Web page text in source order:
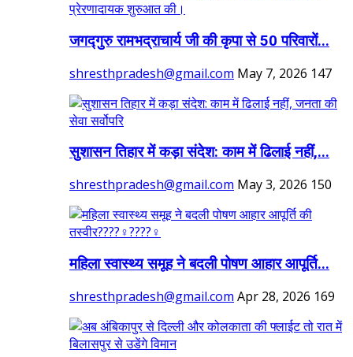
जगद्गुरु रामभद्राचार्य जी की कृपा से 50 परिवारों...
shresthpradesh@gmail.com May 7, 2026 147
सुशासन तिहार में कड़ा संदेश: काम में ढिलाई नहीं,...
shresthpradesh@gmail.com May 3, 2026 150
महिला स्वास्थ्य समूह ने बदली पोषण आहार आपूर्ति...
shresthpradesh@gmail.com Apr 28, 2026 169